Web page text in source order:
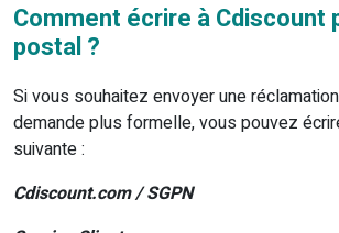
Comment écrire à Cdiscount
postal ?
Si vous souhaitez envoyer une
demande plus formelle, vous pouvez
suivante :
Cdiscount.com / SGPN